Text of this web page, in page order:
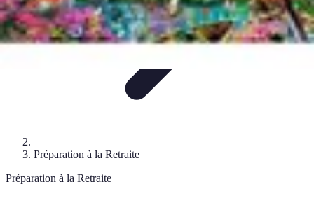
Préparation à la Retraite
Préparation à la Retraite